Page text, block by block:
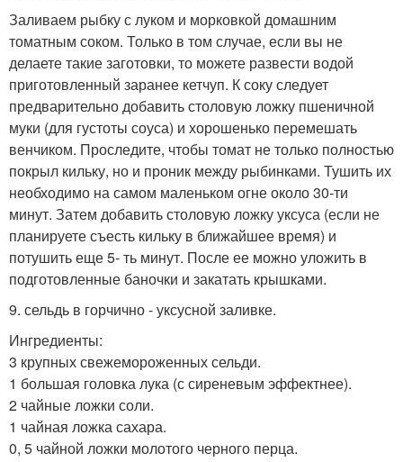
Заливаем рыбку с луком и морковкой домашним
томатным соком. Только в том случае, если вы не
делаете такие заготовки, то можете развести водой
приготовленный заранее кетчуп. К соку следует
предварительно добавить столовую ложку пшеничной
муки (для густоты соуса) и хорошенько перемешать
венчиком. Проследите, чтобы томат не только полностью
покрыл кильку, но и проник между рыбинками. Тушить их
необходимо на самом маленьком огне около 30-ти
минут. Затем добавить столовую ложку уксуса (если не
планируете съесть кильку в ближайшее время) и
потушить еще 5- ть минут. После ее можно уложить в
подготовленные баночки и закатать крышками.
9. сельдь в горчично - уксусной заливке.
Ингредиенты:
3 крупных свежемороженных сельди.
1 большая головка лука (с сиреневым эффектнее).
2 чайные ложки соли.
1 чайная ложка сахара.
0, 5 чайной ложки молотого черного перца.